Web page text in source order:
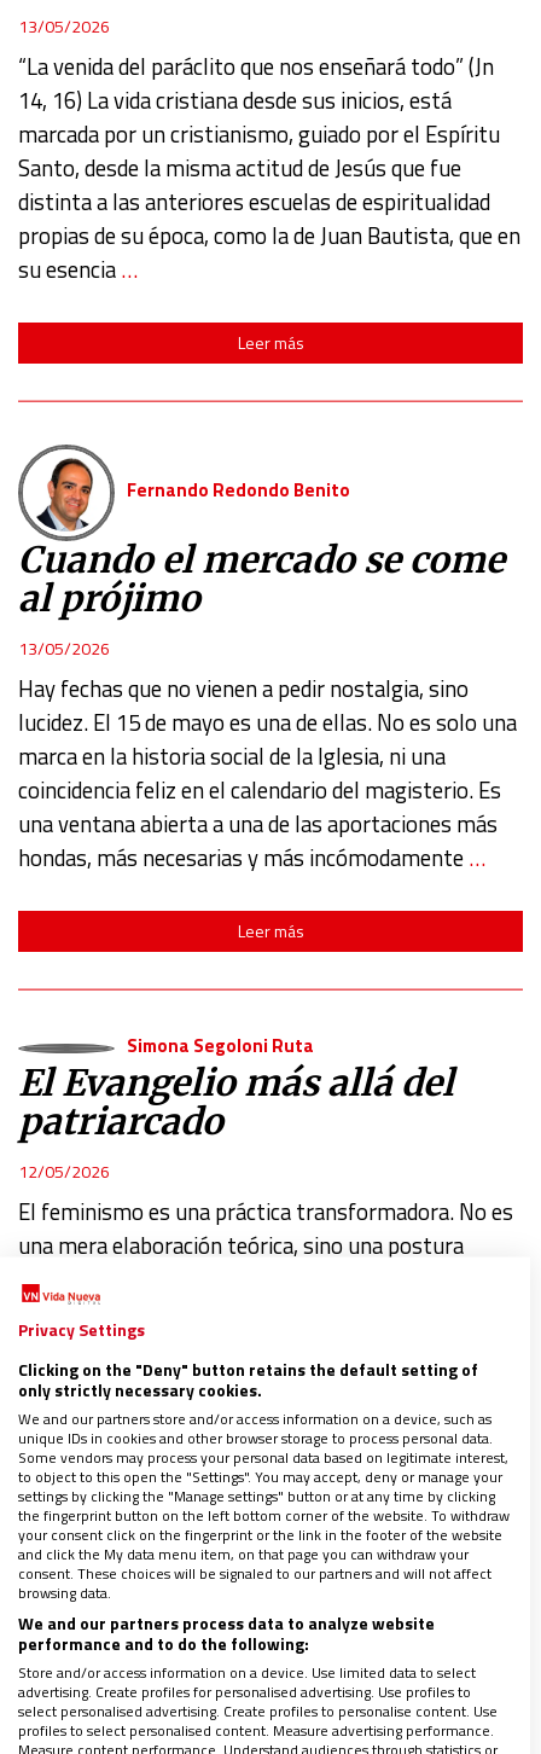
13/05/2026
“La venida del paráclito que nos enseñará todo” (Jn
14, 16) La vida cristiana desde sus inicios, está
marcada por un cristianismo, guiado por el Espíritu
Santo, desde la misma actitud de Jesús que fue
distinta a las anteriores escuelas de espiritualidad
propias de su época, como la de Juan Bautista, que en
su esencia…
Leer más
Fernando Redondo Benito
Cuando el mercado se come
al prójimo
13/05/2026
Hay fechas que no vienen a pedir nostalgia, sino
lucidez. El 15 de mayo es una de ellas. No es solo una
marca en la historia social de la Iglesia, ni una
coincidencia feliz en el calendario del magisterio. Es
una ventana abierta a una de las aportaciones más
hondas, más necesarias y más incómodamente…
Leer más
Simona Segoloni Ruta
El Evangelio más allá del
patriarcado
12/05/2026
El feminismo es una práctica transformadora. No es
una mera elaboración teórica, sino una postura
dentro de la realidad, y esa postura es la firme
convicción de que las mujeres deben tener las
mismas oportunidades vitales que los hombres. Al
analizar la validez de las prácticas sociales, los
valores o los productos culturales, los feminismos
Leer más
Valmore Muñoz Arteaga
Amando la Eucaristía
Privacy Settings
Clicking on the "Deny" button retains the default setting of
only strictly necessary cookies.
We and our partners store and/or access information on a device, such as
unique IDs in cookies and other browser storage to process personal data.
Some vendors may process your personal data based on legitimate interest,
to object to this open the "Settings". You may accept, deny or manage your
settings by clicking the "Manage settings" button or at any time by clicking
the fingerprint button on the left bottom corner of the website. To withdraw
your consent click on the fingerprint or the link in the footer of the website
and click the My data menu item, on that page you can withdraw your
consent. These choices will be signaled to our partners and will not affect
browsing data.
We and our partners process data to analyze website
performance and to do the following:
Store and/or access information on a device. Use limited data to select
advertising. Create profiles for personalised advertising. Use profiles to
select personalised advertising. Create profiles to personalise content. Use
profiles to select personalised content. Measure advertising performance.
Measure content performance. Understand audiences through statistics or